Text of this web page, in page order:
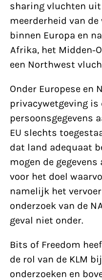
sharing vluchten uit
meerderheid van de
binnen Europa en
Afrika, het Midden-
een Northwest
Onder Europese en
privacywetgeving is
persoonsgegevens
EU slechts
dat land adequaat
mogen de
voor het doel
namelijk het
onderzoek van de
geval niet onder.
Bits of Freedom
de rol van de KLM
onderzoeken en